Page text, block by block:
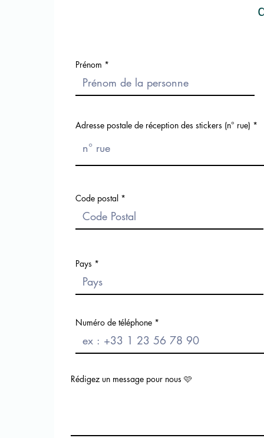
Prénom
Adresse postale de réception des stickers (n° rue)
Code postal
Pays
Numéro de téléphone
Rédigez un message pour nous 🩷